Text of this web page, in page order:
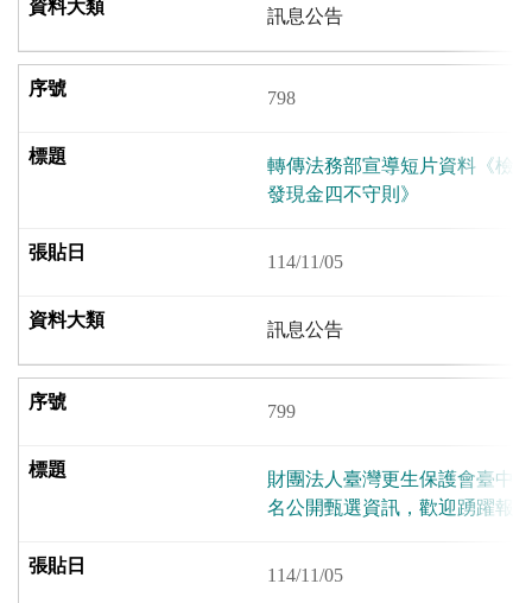
訊息公告
798
轉傳法務部宣導短片資料《檢
發現金四不守則》
114/11/05
訊息公告
799
財團法人臺灣更生保護會臺中
名公開甄選資訊，歡迎踴躍報
114/11/05